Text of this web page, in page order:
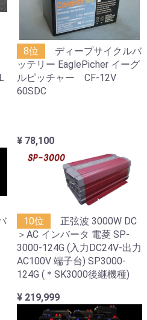
8位
ディープサイクルバ
ッテリー EaglePicher イーグ
ルピッチャー CF-12V
60SDC
¥ 78,100
10位
正弦波 3000W DC
＞AC インバータ 電菱 SP-
3000-124G (入力DC24V-出力
AC100V 端子台) SP3000-
124G (＊SK3000後継機種)
¥ 219,999